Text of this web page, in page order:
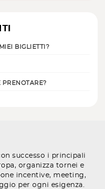
BIGLIETTI?
PRENOTARE?
successo i principali
organizza tornei e
incentive, meeting,
per ogni esigenza.